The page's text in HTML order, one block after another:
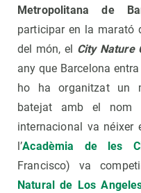
Metropolitana de
participar en la marató
del món, el City Nature
any que Barcelona
ho ha organitzat un
batejat amb el nom
internacional va néixer
l’Acadèmia de les
Francisco) va
Natural de Los